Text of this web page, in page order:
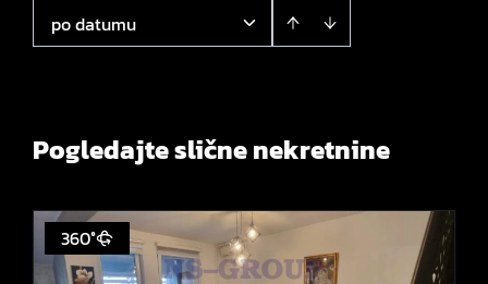
po datumu
Pogledajte slične nekretnine
360°